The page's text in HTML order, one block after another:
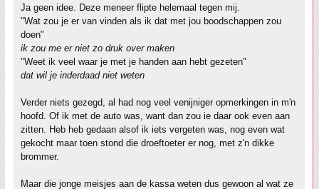
Ja geen idee. Deze meneer flipte helemaal tegen mij.
"Wat zou je er van vinden als ik dat met jou boodschappen zou
doen"
ik zou me er niet zo druk over maken
"Weet ik veel waar je met je handen aan hebt gezeten"
dat wil je inderdaad niet weten
Verder niets gezegd, al had nog veel venijniger opmerkingen in m'n
hoofd. Of ik met de auto was, want dan zou ie daar ook even aan
zitten. Heb heb gedaan alsof ik iets vergeten was, nog even wat
gekocht maar toen stond die droeftoeter er nog, met z'n dikke
brommer.
Maar die jonge meisjes aan de kassa weten dus gewoon al wat ze